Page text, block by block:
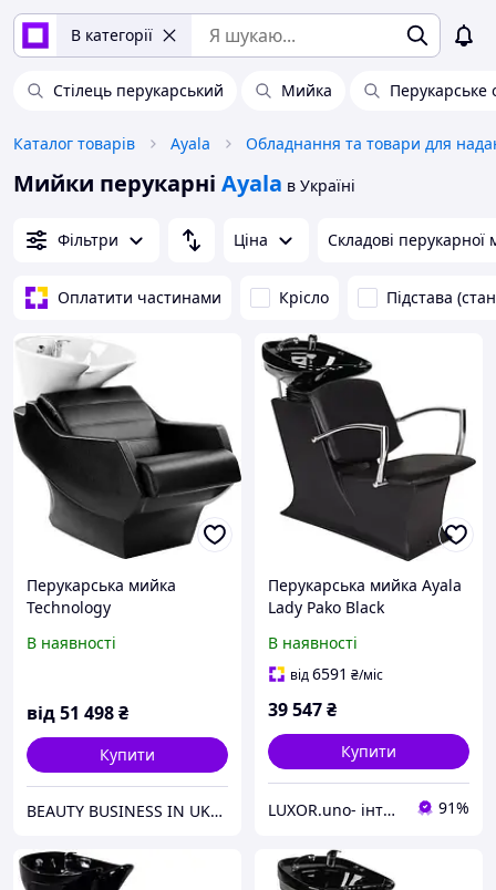
В категорії
Стілець перукарський Мийка Перукарське
Каталог товарів Ayala
Мийки перукарні Ayala в Україні
Фільтри Ціна Складові перукарної
Оплатити частинами Крісло Підстава
Перукарська мийка
Technology
В наявності
від51 498₴
Купити
BEAUTY BUSINESS IN UKRAINE
Перукарська мийка Ayala
Lady Pako Black
В наявності
від6591 ₴/міс
39 547₴
Купити
LUXOR.uno- інтернет магазин 91%